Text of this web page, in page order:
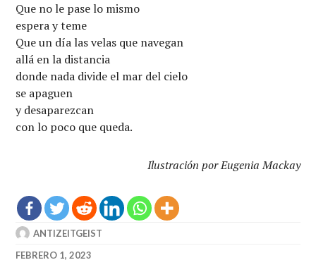
Que no le pase lo mismo
espera y teme
Que un día las velas que navegan
allá en la distancia
donde nada divide el mar del cielo
se apaguen
y desaparezcan
con lo poco que queda.
Ilustración por Eugenia Mackay
ANTIZEITGEIST
FEBRERO 1, 2023